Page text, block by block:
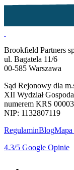
Brookfield Partners
ul. Bagatela 11/6
00-585 Warszawa
Sąd Rejonowy dla
XII Wydział
numerem KRS
NIP: 1132807119
RegulaminBlog
4.3/5 Google Opinie